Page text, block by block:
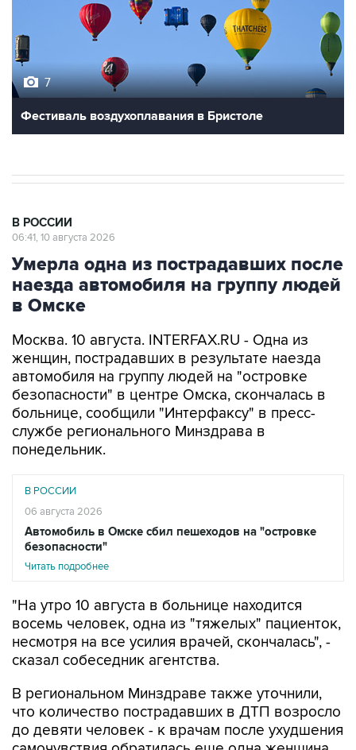
7
Фестиваль воздухоплавания в Бристоле
В РОССИИ
06:41, 10 августа 2026
Умерла одна из пострадавших после
наезда автомобиля на группу людей
в Омске
Москва. 10 августа. INTERFAX.RU - Одна из
женщин, пострадавших в результате наезда
автомобиля на группу людей на "островке
безопасности" в центре Омска, скончалась в
больнице, сообщили "Интерфаксу" в пресс-
службе регионального Минздрава в
понедельник.
В РОССИИ
06 августа 2026
Автомобиль в Омске сбил пешеходов на "островке
безопасности"
Читать подробнее
"На утро 10 августа в больнице находится
восемь человек, одна из "тяжелых" пациенток,
несмотря на все усилия врачей, скончалась", -
сказал собеседник агентства.
В региональном Минздраве также уточнили,
что количество пострадавших в ДТП возросло
до девяти человек - к врачам после ухудшения